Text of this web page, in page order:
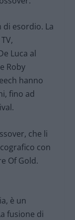
di esordio. La
Luca al
Roby
hanno
fino ad
che li
con
Of Gold.
è un
fusione di